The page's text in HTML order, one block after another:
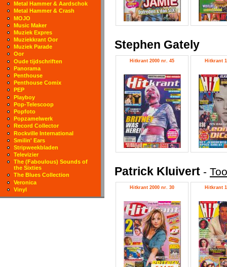
Stephen Gately
Hitkrant 2000 nr. 45 Hitkrant
Patrick Kluivert -
Hitkrant 2000 nr. 30 Hitkrant
Metal Hammer & Aardschok
Metal Hammer & Crash
MOJO
Music Maker
Muziek Expres
Muziekkrant Oor
Muziek Parade
Oor
Oude tijdschriften
Panorama
Penthouse
Penthouse Comix
PEP
Playboy
Pop-Telescoop
Popfoto
Popzamelwerk
Record Collector
Rockville International
Smilin' Ears
Stripweekbladen
Televizier
The (Faboulous) Sounds of
the Sixties
The Blues Collection
Veronica
Vinyl